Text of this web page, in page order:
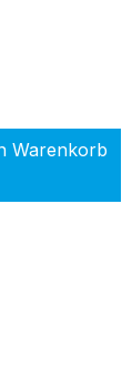
Wert
Warenkorb